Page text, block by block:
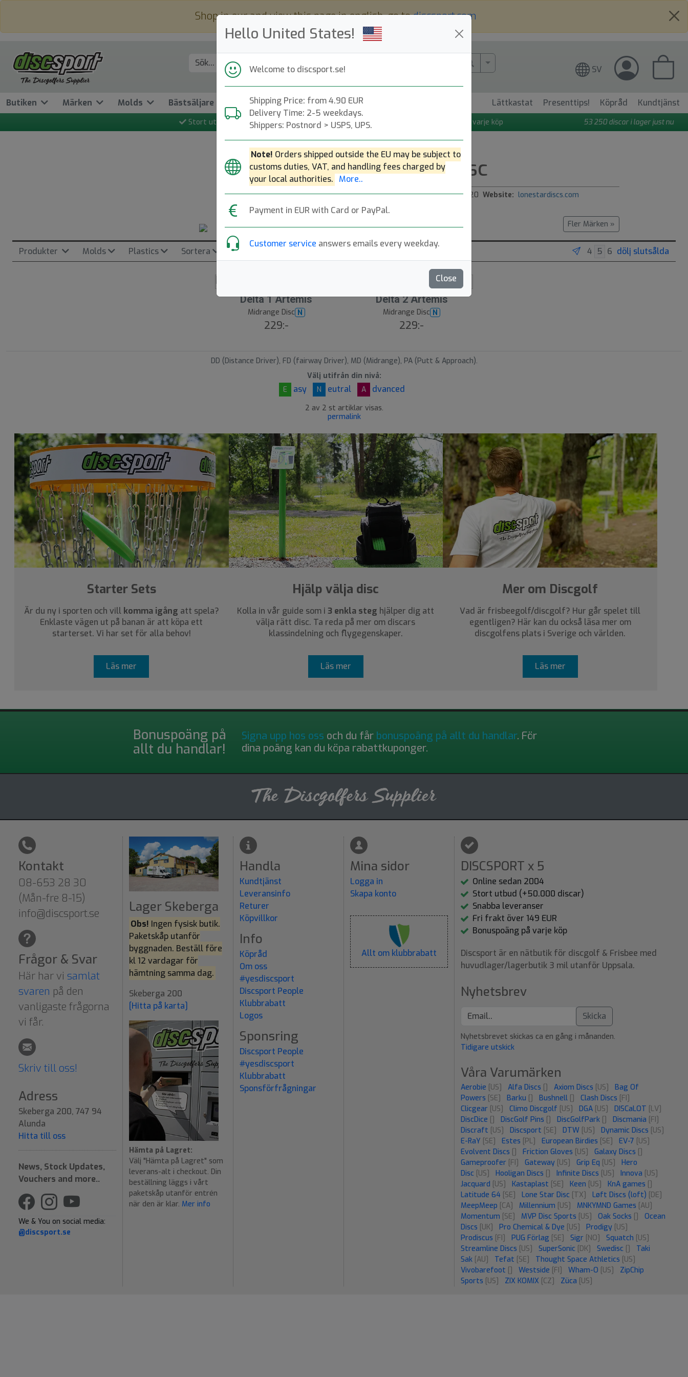
Hello United States!
Welcome to discsport.se!
Shipping Price: from 4.90 EUR
Delivery Time: 2-5 weekdays.
Shippers: Postnord > USPS, UPS.
Note! Orders shipped outside the EU may be subject to
customs duties, VAT, and handling fees charged by
your local authorities. More..
Payment in EUR with Card or PayPal.
Customer service answers emails every weekday.
Close
Shop in eur and view this page in english, go todiscsport.com
More Search.. SV
Butiken Märken Molds Bästsäljare Nyheter Påfyllt Kampanjer Lättkastat Presenttips! Köpråd Kundtjänst
Stort utbud Snabba leveranser Fri frakt över 149 EUR Bonuspoäng på varje köp 53 250 discar i lager just nu
Lone Star Disc
Located:Conroe, TXFounded:2020 Website: lonestardiscs.com
Mer om Lone Star Disc
Fler Märken »
Produkter Molds Plastics Sortera dölj slutsålda
Delta 1 Artemis
Midrange Disc N
229:-
Delta 2 Artemis
Midrange Disc N
229:-
DD (Distance Driver), FD (fairway Driver), MD (Midrange), PA (Putt & Approach).
Välj utifrån din nivå:
E
asy N eutral A dvanced
2 av 2 st artiklar visas.
permalink
Starter Sets
Är du ny i sporten och vill komma igång att spela?
Enklaste vägen ut på banan är att köpa ett
starterset. Vi har set för alla behov!
Läs mer
Hjälp välja disc
Kolla in vår guide som i3 enkla steg hjälper dig att
välja rätt disc. Ta reda på mer om discars
klassindelning och flygegenskaper.
Läs mer
Mer om Discgolf
Vad är frisbeegolf/discgolf? Hur går spelet till
egentligen? Här kan du också läsa mer om
discgolfens plats i Sverige och världen.
Läs mer
Bonuspoäng på
allt du handlar!
Signa upp hos oss och du får bonuspoäng på allt du handlar. För
dina poäng kan du köpa rabattkuponger.
Kontakt
08-653 28 30
(Mån-fre 8-15)
info@discsport.se
Frågor & Svar
Här har vi samlat
svaren på den
vanligaste frågorna
vi får.
Skriv till oss!
Adress
Skeberga 200, 747 94
Alunda
Hitta till oss
News, Stock Updates,
Vouchers and more..
We & You on social media:
@discsport.se
Lager Skeberga
Obs! Ingen fysisk butik.
Paketskåp utanför
byggnaden. Beställ före
kl 12 vardagar för
hämtning samma dag.
Skeberga 200
[Hitta på karta]
Hämta på Lagret:
Välj "Hämta på Lagret" som
leverans-alt i checkout. Din
beställning läggs i vårt
paketskåp utanför entrén
när den är klar. Mer info
Handla
Kundtjänst
Leveransinfo
Returer
Köpvillkor
Info
Köpråd
Om oss
#yesdiscsport
Discsport People
Klubbrabatt
Logos
Sponsring
Discsport People
#yesdiscsport
Klubbrabatt
Sponsförfrågningar
Mina sidor
Logga in
Skapa konto
Allt om klubbrabatt
DISCSPORT x 5
Online sedan 2004
Stort utbud (+50.000 discar)
Snabba leveranser
Fri frakt över 149 EUR
Bonuspoäng på varje köp
Discsport är en nätbutik för discgolf & Frisbee med
huvudlager/lagerbutik 3 mil utanför Uppsala.
Nyhetsbrev
Skicka
Nyhetsbrevet skickas ca en gång i månanden.
Tidigare utskick
Våra Varumärken
Aerobie [US] Alfa Discs [] Axiom Discs [US]
Bag Of
Powers [SE] Barku [] Bushnell [] Clash Discs [FI]
Clicgear [US] Climo Discgolf [US] DGA [US] DISCaLOT [LV]
DiscDice [] DiscGolf Pins [] DiscGolfPark [] Discmania [FI]
Discraft [US] Discsport [SE] DTW [US] Dynamic Discs [US]
E-RaY [SE] Estes [PL] European Birdies [SE] EV-7 [US]
Evolvent Discs [] Friction Gloves [US] Galaxy Discs []
Gameproofer [FI] Gateway [US] Grip Eq [US]
Hero
Disc [US] Hooligan Discs [] Infinite Discs [US] Innova [US]
Jacquard [US] Kastaplast [SE] Keen [US] KnA games []
Latitude 64 [SE] Lone Star Disc [TX] Løft Discs (loft) [DE]
MeepMeep [CA] Millennium [US] MNKYMND Games [AU]
Momentum [SE] MVP Disc Sports [US] Oak Socks []
Ocean
Discs [UK] Pro Chemical & Dye [US] Prodigy [US]
Prodiscus [FI] PUG Förlag [SE] Sigr [NO] Squatch [US]
Streamline Discs [US] SuperSonic [DK] Swedisc []
Taki
Sak [AU] Tefat [SE] Thought Space Athletics [US]
Vivobarefoot [] Westside [FI] Wham-O [US]
ZipChip
Sports [US] ZIX KOMIX [CZ] Züca [US]